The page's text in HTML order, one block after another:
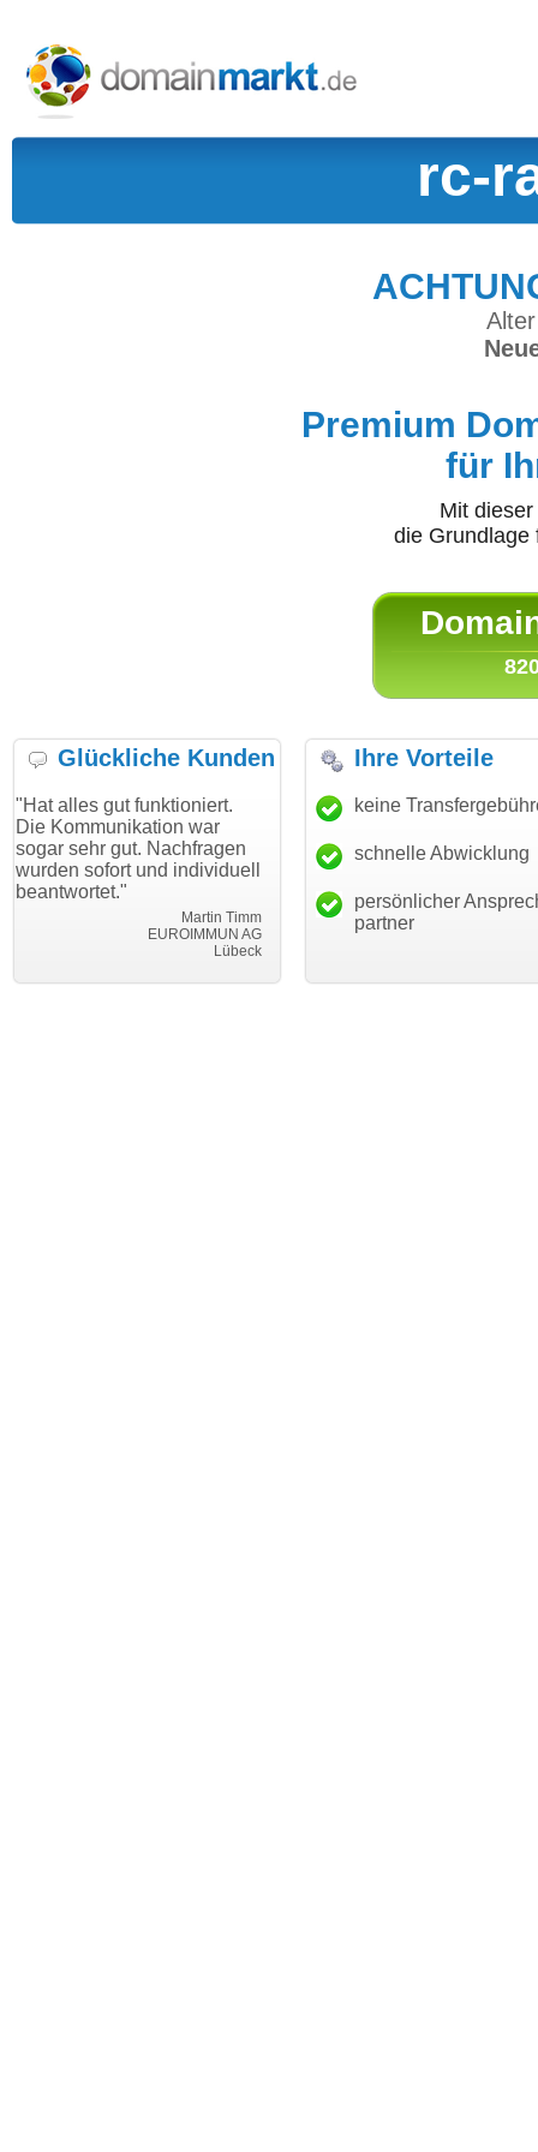
rc-
Premium
für
Mit
die
Glückliche Kunden
funktioniert.
war
Nachfragen
und individuell
EUROIMMUN AG
"Danke für den schnellen
Transfer und guten Service!"
Thomas Schäfer
i can eckert communication GmbH
"Ich bin
haben.
mein
Ihre Vorteile
keine
schnelle Abwicklung
persönlicher
partner